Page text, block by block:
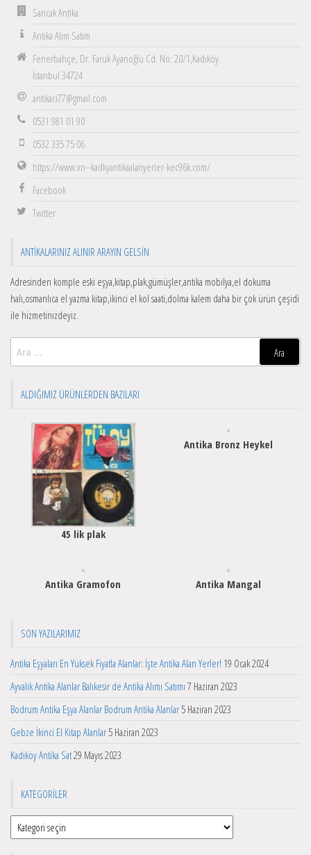
Sancak Antika
Antika Alım Satım
Fenerbahçe, Dr. Faruk Ayanoğlu Cd. No: 20/1,Kadıköy
İstanbul 34724
antikaci77@gmail.com
0531 981 01 90
0532 335 75 06
https://www.xn--kadkyantikaalanyerler-kec96k.com/
Facebook
Twitter
ANTIKALARINIZ ALINIR ARAYIN GELSIN
Adresinden komple eski eşya,kitap,plak,gümüşler,antika mobilya,el dokuma
halı,osmanlıca el yazma kitap,ikinci el kol saati,dolma kalem daha bir çok ürün çeşidi
ile hizmetinizdeyiz.
ALDIĞIMIZ ÜRÜNLERDEN BAZILARI
45 lik plak
Antika Bronz Heykel
Antika Gramofon Antika Mangal
SON YAZILARIMIZ
Antika Eşyaları En Yüksek Fiyatla Alanlar: İşte Antika Alan Yerler! 19 Ocak 2024
Ayvalık Antika Alanlar Balıkesir de Antika Alımı Satımı 7 Haziran 2023
Bodrum Antika Eşya Alanlar Bodrum Antika Alanlar 5 Haziran 2023
Gebze İkinci El Kitap Alanlar 5 Haziran 2023
Kadıköy Antika Sat29 Mayıs 2023
KATEGORILER
Kategoriler